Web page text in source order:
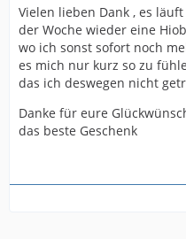
Vielen lieben Dank , es
der Woche wieder eine
wo ich sonst sofort noch
es mich nur kurz so zu
das ich deswegen nicht
Danke für eure
das beste Geschenk